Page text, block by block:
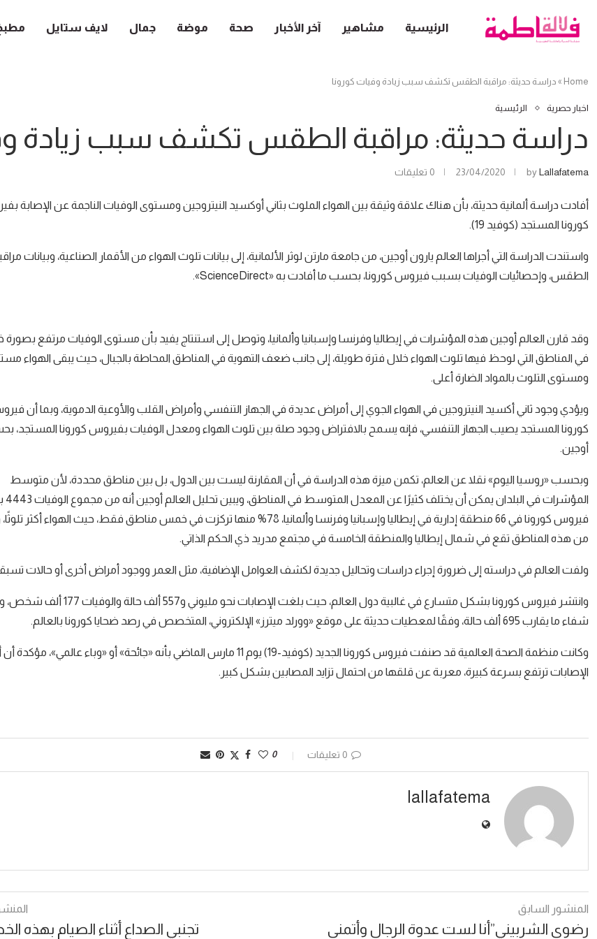
الرئيسية مشاهير آخر الأخبار صحة موضة جمال لايف ستايل
Home
» دراسة حديثة: مراقبة الطقس تكشف سبب زيادة وفيات كورونا
اخبار حصرية الرئيسية
دراسة حديثة: مراقبة الطقس تكشف سبب زيادة
byLallafatema
23/04/2020 0 تعليقات
أفادت دراسة ألمانية حديثة، بأن هناك علاقة وثيقة بين الهواء الملوث بثاني أوكسيد النيتروجين ومستوى الوفيات الناجمة عن الإصابة
كورونا المستجد (كوفيد 19).
واستندت الدراسة التي أجراها العالم يارون أوجين، من جامعة مارتن لوثر الألمانية، إلى بيانات تلوث الهواء من الأقمار الصناعية، وبيانات
الطقس، وإحصائيات الوفيات بسبب فيروس كورونا، بحسب ما أفادت به «ScienceDirect».
وقد قارن العالم أوجين هذه المؤشرات في إيطاليا وفرنسا وإسبانيا وألمانيا، وتوصل إلى استنتاج يفيد بأن مستوى الوفيات مرتفع بصورة
في المناطق التي لوحظ فيها تلوث الهواء خلال فترة طويلة، إلى جانب ضعف التهوية في المناطق المحاطة بالجبال، حيث يبقى الهواء
ومستوى التلوث بالمواد الضارة أعلى.
ويؤدي وجود ثاني أكسيد النيتروجين في الهواء الجوي إلى أمراض عديدة في الجهاز التنفسي وأمراض القلب والأوعية الدموية، وبما أن
كورونا المستجد يصيب الجهاز التنفسي، فإنه يسمح بالافتراض وجود صلة بين تلوث الهواء ومعدل الوفيات بفيروس كورونا المستجد،
أوجين.
وبحسب «روسيا اليوم» نقلا عن العالم، تكمن ميزة هذه الدراسة في أن المقارنة ليست بين الدول، بل بين مناطق محددة، لأن متوسط
فيروس كورونا في 66 منطقة إدارية في إيطاليا وإسبانيا وفرنسا وألمانيا، 78% منها تركزت في خمس مناطق فقط، حيث الهواء أكثر
من هذه المناطق تقع في شمال إيطاليا والمنطقة الخامسة في مجتمع مدريد ذي الحكم الذاتي.
ولفت العالم في دراسته إلى ضرورة إجراء دراسات وتحاليل جديدة لكشف العوامل الإضافية، مثل العمر ووجود أمراض أخرى أو حالات
وانتشر فيروس كورونا بشكل متسارع في غالبية دول العالم، حيث بلغت الإصابات نحو مليوني و557 ألف حالة
شفاء ما يقارب 695 ألف حالة، وفقًا لمعطيات حديثة على موقع «وورلد ميترز» الإلكتروني، المتخصص في رصد ضحايا كورونا بالعالم.
وكانت منظمة الصحة العالمية قد صنفت فيروس كورونا الجديد (كوفيد-19) يوم 11 مارس الماضي بأنه «جائحة» أو «وباء عالمي»،
الإصابات ترتفع بسرعة كبيرة، معربة عن قلقها من احتمال تزايد المصابين بشكل كبير.
0 تعليقات 0
lallafatema
المنشور السابق
رضوى الشربيني”أنا لست عدوة الرجال وأتمنى
تجنبي الصداع أثناء الصيام بهذه